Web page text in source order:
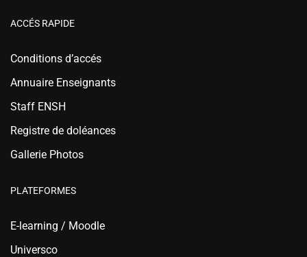
ACCÉS RAPIDE
Conditions d’accés
Annuaire Enseignants
Staff ENSH
Registre de doléances
Gallerie Photos
PLATEFORMES
E-learning / Moodle
Universco